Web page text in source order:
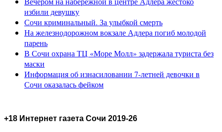
избили девушку
Сочи криминальный. За улыбкой смерть
На железнодорожном вокзале Адлера погиб молодой
парень
В Сочи охрана ТЦ «Море Молл» задержала туриста без
маски
Информация об изнасиловании 7-летней девочки в
Сочи оказалась фейком
+18 Интернет газета Сочи 2019-26